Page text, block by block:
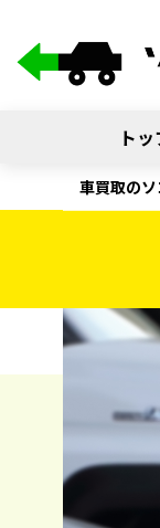
ト
車買取の